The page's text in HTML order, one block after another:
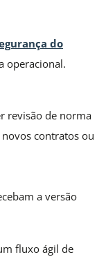
do
operacional.
revisão de norma
contratos ou
a versão
fluxo ágil de